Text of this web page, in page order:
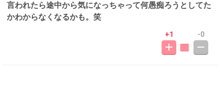
言われたら途中から気になっちゃって何愚痴ろうとしてた
かわからなくなるかも。笑
+1 -0